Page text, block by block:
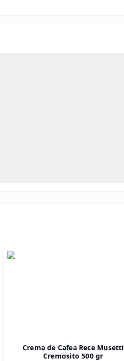
Crema de Cafea Rece Musetti
Cremosito 500 gr